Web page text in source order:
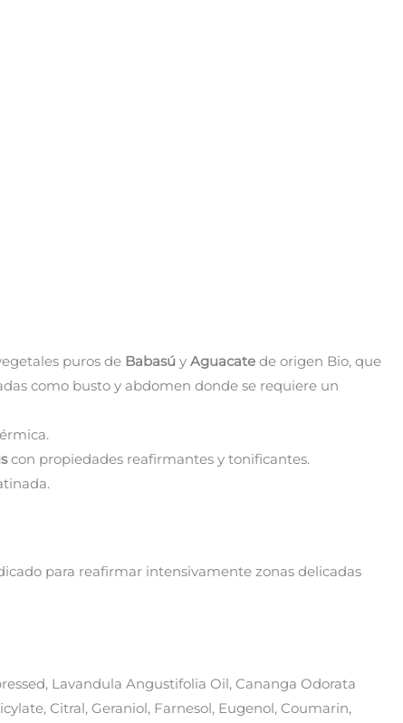
puros de Babasú y Aguacate de origen Bio, que
como busto y abdomen donde se requiere un
con propiedades reafirmantes y tonificantes.
para reafirmar intensivamente zonas delicadas
Lavandula Angustifolia Oil, Cananga Odorata
Citral, Geraniol, Farnesol, Eugenol, Coumarin,